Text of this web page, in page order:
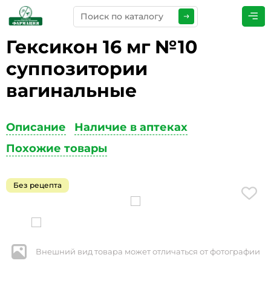
Гексикон 16 мг №10
суппозитории
вагинальные
Описание
Наличие в аптеках
Похожие товары
Без рецепта
Внешний вид товара может отличаться от фотографии
ПРЕДСТАВЬТЕСЬ